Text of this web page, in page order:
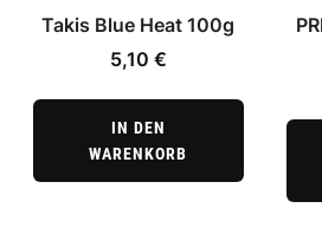
Takis Blue Heat 100g
5,10 €
IN DEN
WARENKORB